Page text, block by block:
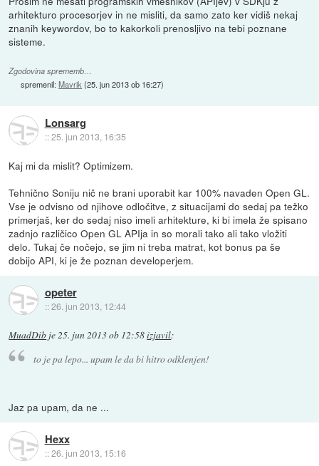
arhitekturo procesorjev in ne misliti, da samo zato ker vidiš nekaj
znanih keywordov, bo to kakorkoli prenosljivo na tebi poznane
sisteme.
Zgodovina sprememb…
spremenil:Mavrik (25. jun 2013 ob 16:27)
Lonsarg
::25. jun 2013, 16:35
Kaj mi da mislit? Optimizem.
Tehnično Soniju nič ne brani uporabit kar 100% navaden Open GL.
Vse je odvisno od njihove odločitve, z situacijami do sedaj pa težko
primerjaš, ker do sedaj niso imeli arhitekture, ki bi imela že spisano
zadnjo različico Open GL APIja in so morali tako ali tako vložiti
delo. Tukaj če nočejo, se jim ni treba matrat, kot bonus pa še
dobijo API, ki je že poznan developerjem.
opeter
::26. jun 2013, 12:44
MuadDib je25. jun 2013 ob 12:58izjavil:
to je pa lepo... upam le da bi hitro odklenjen!
Jaz pa upam, da ne ...
Hexx
::26. jun 2013, 15:16